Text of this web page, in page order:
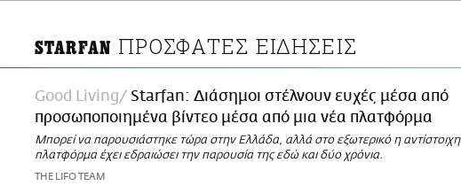
STARFAN ΠΡΟΣΦΑΤΕΣ ΕΙΔΗΣΕΙΣ
Good Living
Starfan: Διάσημοι στέλνουν ευχές μέσα από
προσωποποιημένα βίντεο μέσα από μια νέα πλατφόρμα
Μπορεί να παρουσιάστηκε τώρα στην Ελλάδα, αλλά στο εξωτερικό η αντίστοιχη
πλατφόρμα έχει εδραιώσει την παρουσία της εδώ και δύο χρόνια.
THE LIFO TEAM